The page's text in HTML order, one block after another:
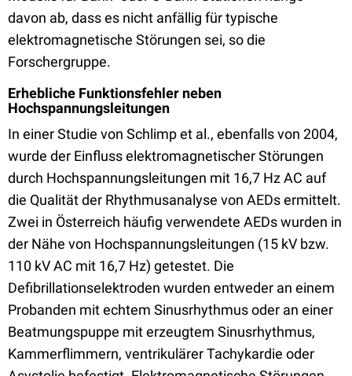
davon ab, dass es nicht anfällig für typische
elektromagnetische Störungen sei, so die
Forschergruppe.
Erhebliche Funktionsfehler neben
Hochspannungsleitungen
In einer Studie von Schlimp et al., ebenfalls von 2004,
wurde der Einfluss elektromagnetischer Störungen
durch Hochspannungsleitungen mit 16,7 Hz AC auf
die Qualität der Rhythmusanalyse von AEDs ermittelt.
Zwei in Österreich häufig verwendete AEDs wurden in
der Nähe von Hochspannungsleitungen (15 kV bzw.
110 kV AC mit 16,7 Hz) getestet. Die
Defibrillationselektroden wurden entweder an einem
Probanden mit echtem Sinusrhythmus oder an einer
Beatmungspuppe mit erzeugtem Sinusrhythmus,
Kammerflimmern, ventrikulärer Tachykardie oder